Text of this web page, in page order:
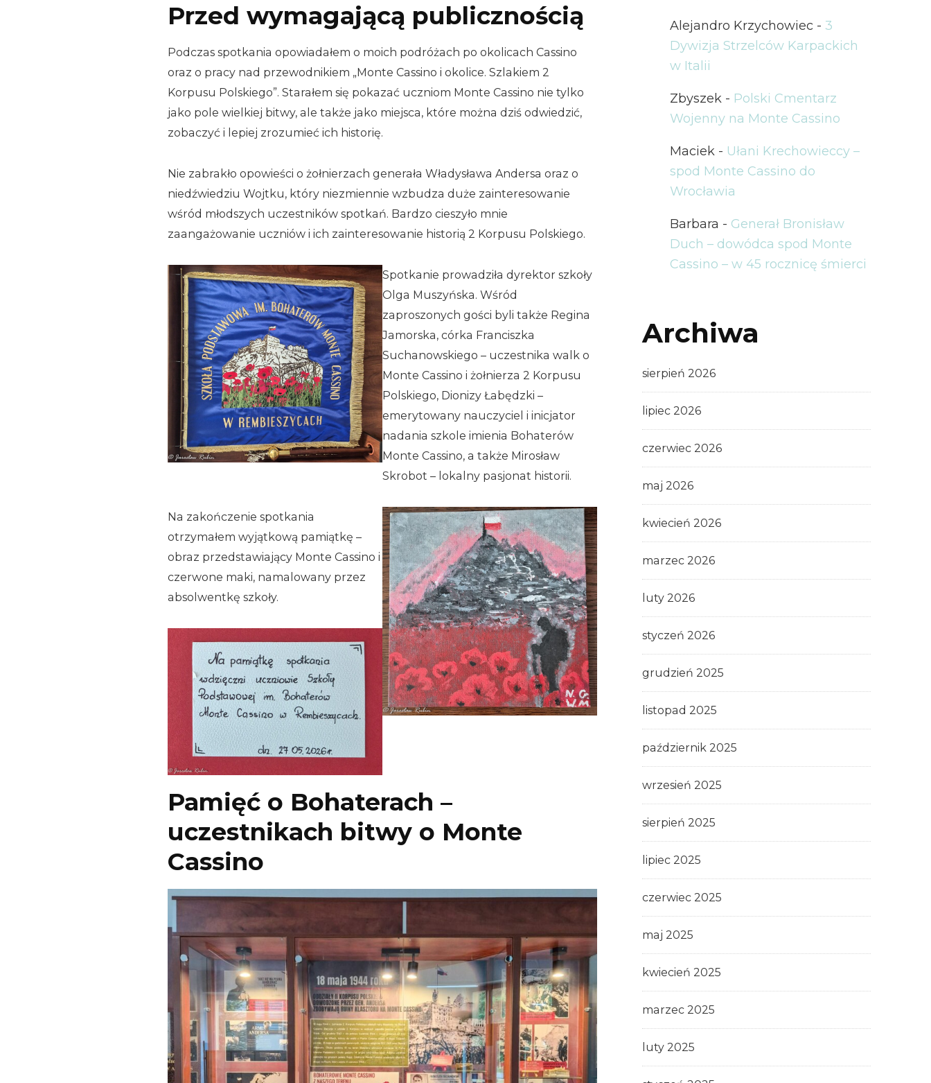
Przed wymagającą publicznością
Podczas spotkania opowiadałem o moich podróżach po okolicach Cassino
oraz o pracy nad przewodnikiem „Monte Cassino i okolice. Szlakiem 2
Korpusu Polskiego”. Starałem się pokazać uczniom Monte Cassino nie tylko
jako pole wielkiej bitwy, ale także jako miejsca, które można dziś odwiedzić,
zobaczyć i lepiej zrozumieć ich historię.
Nie zabrakło opowieści o żołnierzach generała Władysława Andersa oraz o
niedźwiedziu Wojtku, który niezmiennie wzbudza duże zainteresowanie
wśród młodszych uczestników spotkań. Bardzo cieszyło mnie
zaangażowanie uczniów i ich zainteresowanie historią 2 Korpusu Polskiego.
Spotkanie prowadziła dyrektor szkoły
Olga Muszyńska. Wśród
zaproszonych gości byli także Regina
Jamorska, córka Franciszka
Suchanowskiego – uczestnika walk o
Monte Cassino i żołnierza 2 Korpusu
Polskiego, Dionizy Łabędzki –
emerytowany nauczyciel i inicjator
nadania szkole imienia Bohaterów
Monte Cassino, a także Mirosław
Skrobot – lokalny pasjonat historii.
Na zakończenie spotkania
otrzymałem wyjątkową pamiątkę –
obraz przedstawiający Monte Cassino i
czerwone maki, namalowany przez
absolwentkę szkoły.
Pamięć o Bohaterach –
uczestnikach bitwy o Monte
Cassino
Alejandro Krzychowiec - 3
Dywizja Strzelców Karpackich
w Italii
Zbyszek - Polski Cmentarz
Wojenny na Monte Cassino
Maciek - Ułani Krechowieccy –
spod Monte Cassino do
Wrocławia
Barbara - Generał Bronisław
Duch – dowódca spod Monte
Cassino – w 45 rocznicę śmierci
Archiwa
sierpień 2026
lipiec 2026
czerwiec 2026
maj 2026
kwiecień 2026
marzec 2026
luty 2026
styczeń 2026
grudzień 2025
listopad 2025
październik 2025
wrzesień 2025
sierpień 2025
lipiec 2025
czerwiec 2025
maj 2025
kwiecień 2025
marzec 2025
luty 2025